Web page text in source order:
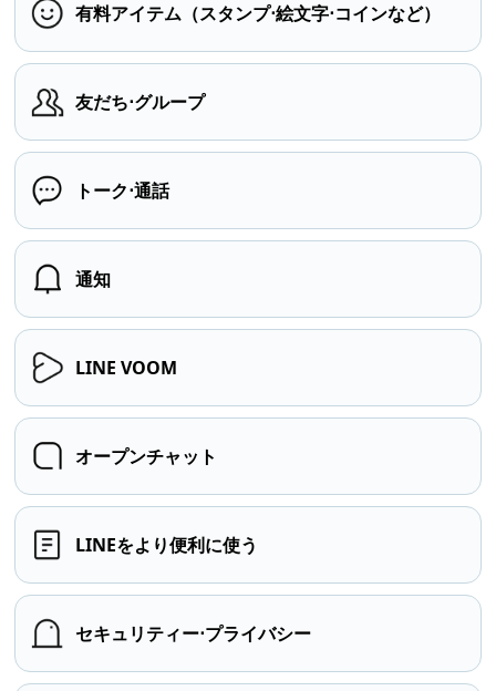
有料アイテム（スタンプ⋅絵文字⋅コインなど）
友だち⋅グループ
トーク⋅通話
通知
LINE VOOM
オープンチャット
LINEをより便利に使う
セキュリティー⋅プライバシー